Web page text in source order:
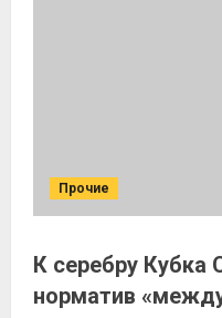
Прочие
К серебру Кубка
норматив